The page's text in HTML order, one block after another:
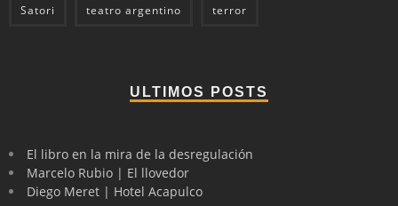
Satori teatro argentino terror
ULTIMOS POSTS
El libro en la mira de la desregulación
Marcelo Rubio | El llovedor
Diego Meret | Hotel Acapulco